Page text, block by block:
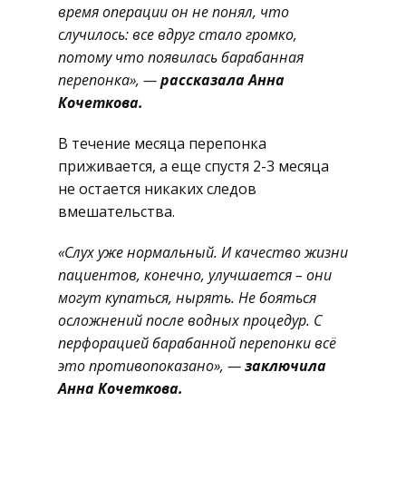
время операции он не понял, что
случилось: все вдруг стало громко,
потому что появилась барабанная
перепонка», —рассказала Анна
Кочеткова.
В течение месяца перепонка
приживается, а еще спустя 2-3 месяца
не остается никаких следов
вмешательства.
«Слух уже нормальный. И качество жизни
пациентов, конечно, улучшается – они
могут купаться, нырять. Не бояться
осложнений после водных процедур. С
перфорацией барабанной перепонки всё
это противопоказано», —заключила
Анна Кочеткова.